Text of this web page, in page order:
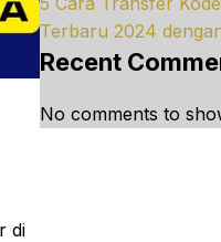
di
Terbaru 2024
Recent
No comments to